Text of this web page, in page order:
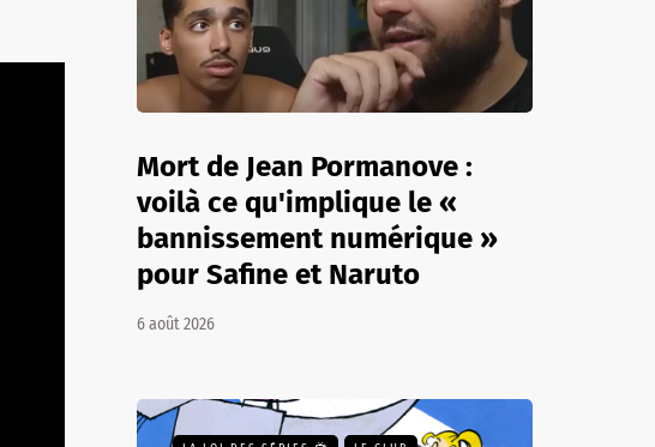
Mort de Jean Pormanove :
voilà ce qu'implique le «
bannissement numérique »
pour Safine et Naruto
6 août 2026